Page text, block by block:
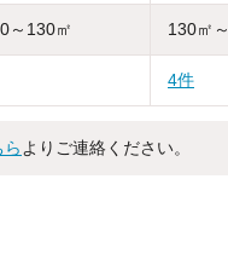
～130㎡ 130㎡～
4件
ら よりご連絡ください。